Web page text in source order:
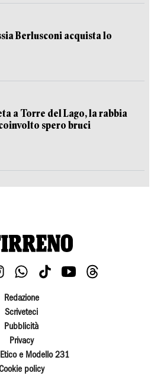
Berlusconi acquista lo
a Torre del Lago, la rabbia
spero bruci
Redazione
Scriveteci
Pubblicità
Privacy
e Modello 231
policy